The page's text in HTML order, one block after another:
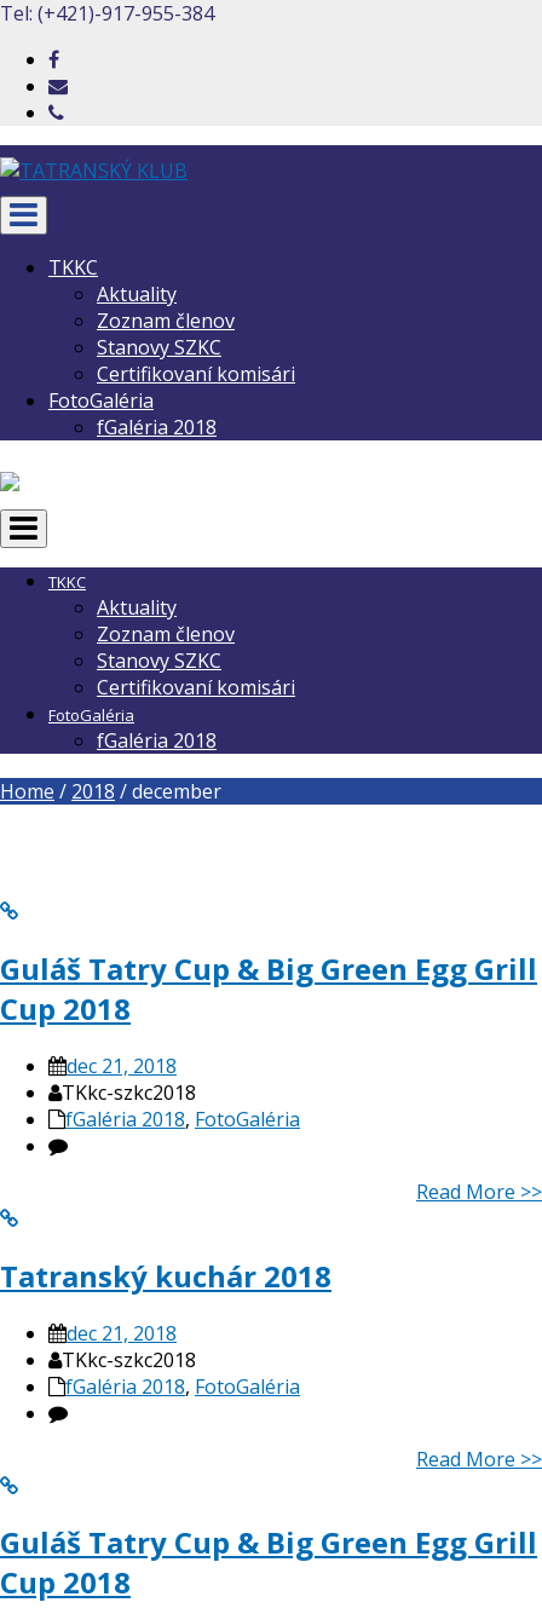
Tel: (+421)-917-955-384
Toggle
navigation
TKKC
Aktuality
Zoznam členov
Stanovy SZKC
Certifikovaní komisári
FotoGaléria
fGaléria 2018
Toggle
navigation
TKKC
Aktuality
Zoznam členov
Stanovy SZKC
Certifikovaní komisári
FotoGaléria
fGaléria 2018
Home / 2018 /december
Guláš Tatry Cup & Big Green Egg Grill
Cup 2018
dec 21, 2018
TKkc-szkc2018
fGaléria 2018, FotoGaléria
Read More >>
Tatranský kuchár 2018
dec 21, 2018
TKkc-szkc2018
fGaléria 2018, FotoGaléria
Read More >>
Guláš Tatry Cup & Big Green Egg Grill
Cup 2018